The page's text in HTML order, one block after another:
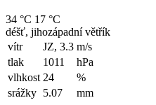
34 °C 17 °C
déšť, jihozápadní větřík
vítr
JZ, 3.3 m/s
tlak
1011
hPa
vlhkost 24
%
srážky 5.07 mm